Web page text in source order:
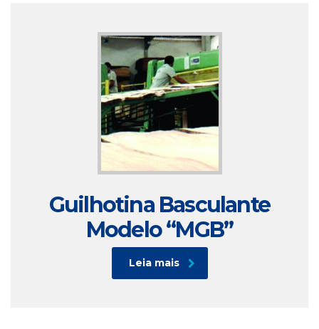
Guilhotina Basculante
Modelo “MGB”
Leia mais